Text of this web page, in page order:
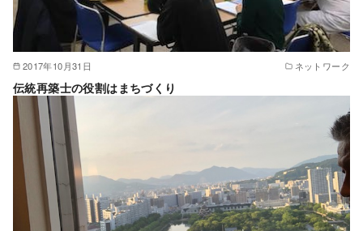
2017年10月31日 ネットワーク
伝統再築士の役割はまちづくり